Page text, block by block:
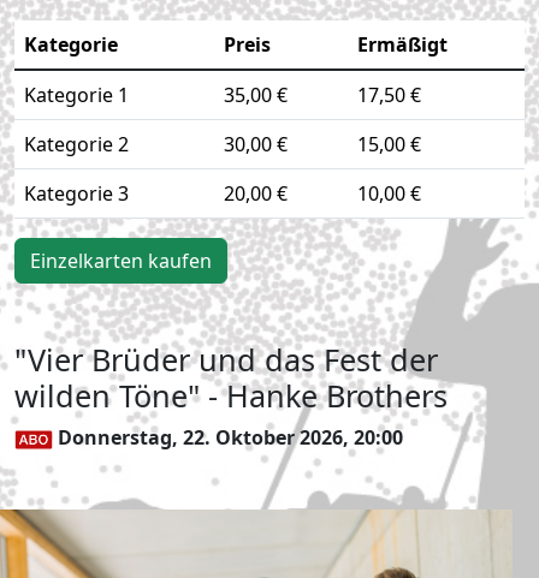
Kategorie Preis
Ermäßigt
Kategorie 1
35,00 €
17,50 €
Kategorie 2
30,00 €
15,00 €
Kategorie 3
20,00 € 10,00 €
Einzelkarten kaufen
"Vier Brüder und das Fest der
wilden Töne" - Hanke Brothers
Donnerstag, 22. Oktober 2026, 20:00